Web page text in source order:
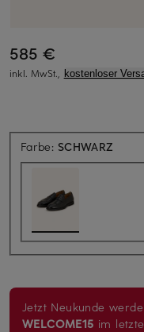
585 €
inkl. MwSt., kostenloser
Farbe: SCHWARZ
Jetzt Neukunde
WELCOME15 im